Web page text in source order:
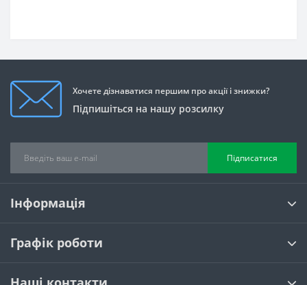
Хочете дізнаватися першим про акції і знижки?
Підпишіться на нашу розсилку
Підписатися
Інформація
Графік роботи